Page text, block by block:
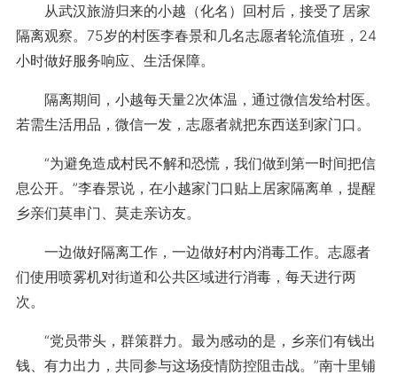
从武汉旅游归来的小越（化名）回村后，接受了居家
隔离观察。75岁的村医李春景和几名志愿者轮流值班，24
小时做好服务响应、生活保障。
隔离期间，小越每天量2次体温，通过微信发给村医。
若需生活用品，微信一发，志愿者就把东西送到家门口。
“为避免造成村民不解和恐慌，我们做到第一时间把信
息公开。”李春景说，在小越家门口贴上居家隔离单，提醒
乡亲们莫串门、莫走亲访友。
一边做好隔离工作，一边做好村内消毒工作。志愿者
们使用喷雾机对街道和公共区域进行消毒，每天进行两
次。
“党员带头，群策群力。最为感动的是，乡亲们有钱出
钱、有力出力，共同参与这场疫情防控阻击战。”南十里铺